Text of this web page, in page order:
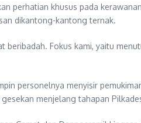
perhatian khusus pada
dikantong-kantong ternak.
beribadah. Fokus kami, yaitu
personelnya menyisir
menjelang tahapan